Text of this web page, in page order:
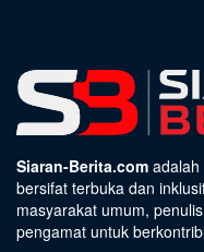
Siaran-Berita.com adalah
bersifat terbuka dan
masyarakat umum,
pengamat untuk